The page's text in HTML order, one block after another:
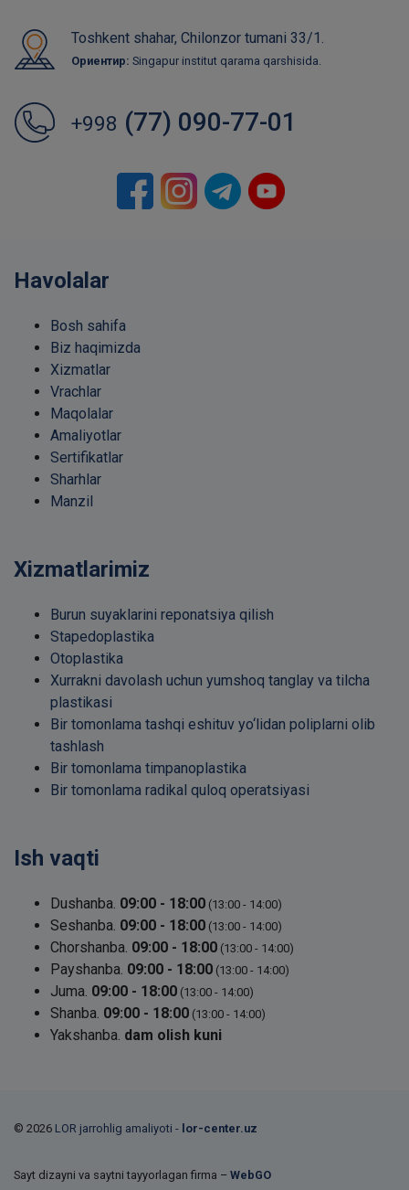
Toshkent shahar, Chilonzor tumani 33/1.
Ориентир: Singapur institut qarama qarshisida.
+998 (77) 090-77-01
Havolalar
Bosh sahifa
Biz haqimizda
Xizmatlar
Vrachlar
Maqolalar
Amaliyotlar
Sertifikatlar
Sharhlar
Manzil
Xizmatlarimiz
Burun suyaklarini reponatsiya qilish
Stapedoplastika
Otoplastika
Xurrakni davolash uchun yumshoq tanglay va tilcha
plastikasi
Bir tomonlama tashqi eshituv yo‘lidan poliplarni olib
tashlash
Bir tomonlama timpanoplastika
Bir tomonlama radikal quloq operatsiyasi
Ish vaqti
Dushanba. 09:00 - 18:00 (13:00 - 14:00)
Seshanba. 09:00 - 18:00 (13:00 - 14:00)
Chorshanba. 09:00 - 18:00 (13:00 - 14:00)
Payshanba. 09:00 - 18:00 (13:00 - 14:00)
Juma. 09:00 - 18:00 (13:00 - 14:00)
Shanba. 09:00 - 18:00 (13:00 - 14:00)
Yakshanba. dam olish kuni
© 2026 LOR jarrohlig amaliyoti - lor-center.uz
Sayt dizayni va saytni tayyorlagan firma – WebGO